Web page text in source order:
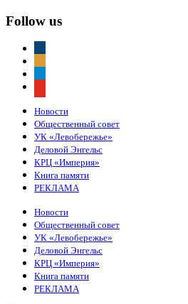
Follow us
Новости
Общественный совет
УК «Левобережье»
Деловой Энгельс
КРЦ «Империя»
Книга памяти
РЕКЛАМА
Новости
Общественный совет
УК «Левобережье»
Деловой Энгельс
КРЦ «Империя»
Книга памяти
РЕКЛАМА